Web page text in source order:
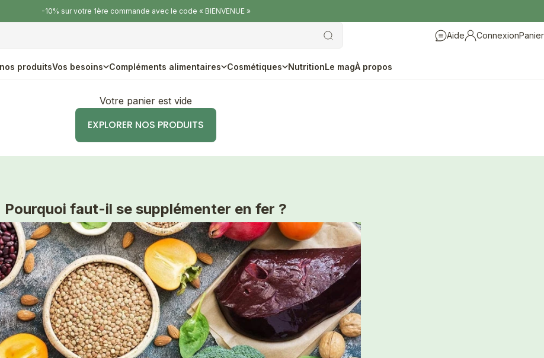
-10% sur votre 1ère commande avec le code « BIENVENUE »
produitsVos besoins Compléments alimentaires Cosmétiques NutritionLe magÀ propos
Aide
Aide
Connexion
ConnexionPanier
Votre panier est vide
EXPLORER NOS PRODUITS
Pourquoi faut-il se supplémenter en fer ?